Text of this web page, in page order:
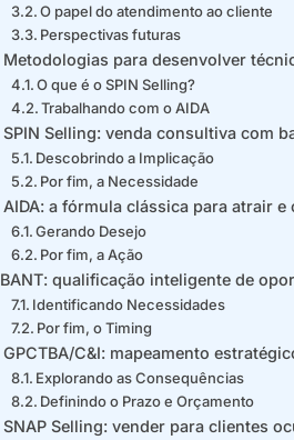
O papel do atendimento ao cliente
Perspectivas futuras
Metodologias para desenvolver
O que é o SPIN Selling?
Trabalhando com o AIDA
SPIN Selling: venda consultiva com
Descobrindo a Implicação
Por fim, a Necessidade
AIDA: a fórmula clássica para atrair e
Gerando Desejo
Por fim, a Ação
BANT: qualificação inteligente de
Identificando Necessidades
Por fim, o Timing
GPCTBA/C&I: mapeamento
Explorando as Consequências
Definindo o Prazo e Orçamento
SNAP Selling: vender para clientes